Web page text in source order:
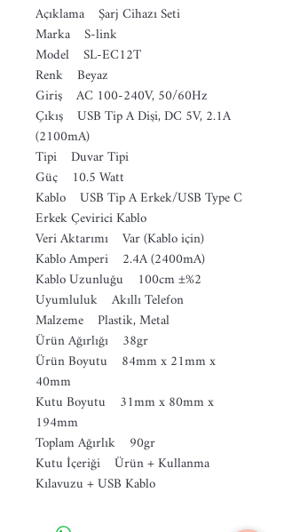
Açıklama Şarj Cihazı Seti
Marka S-link
Model SL-EC12T
Renk Beyaz
Giriş AC 100-240V, 50/60Hz
Çıkış USB Tip A Dişi, DC 5V, 2.1A
(2100mA)
Tipi Duvar Tipi
Güç 10.5 Watt
Kablo USB Tip A Erkek/USB Type C
Erkek Çevirici Kablo
Veri Aktarımı Var (Kablo için)
Kablo Amperi 2.4A (2400mA)
Kablo Uzunluğu 100cm ±%2
Uyumluluk Akıllı Telefon
Malzeme Plastik, Metal
Ürün Ağırlığı 38gr
Ürün Boyutu 84mm x 21mm x
40mm
Kutu Boyutu 31mm x 80mm x
194mm
Toplam Ağırlık 90gr
Kutu İçeriği Ürün + Kullanma
Kılavuzu + USB Kablo